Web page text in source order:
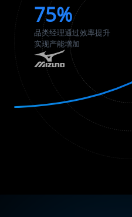
75%
品类经理通过效率提升
实现产能增加